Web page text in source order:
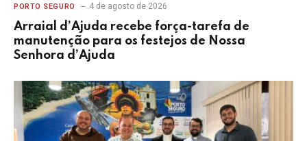
PORTO SEGURO 4 de agosto de 2026
Arraial d’Ajuda recebe força-tarefa de
manutenção para os festejos de Nossa
Senhora d’Ajuda